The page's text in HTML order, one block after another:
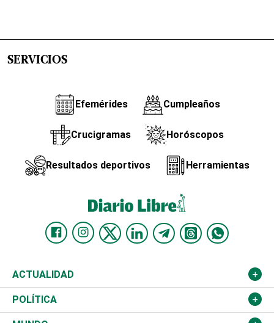
SERVICIOS
Efemérides Cumpleaños
Crucigramas Horóscopos
Resultados deportivos Herramientas
ACTUALIDAD
Nacional
POLÍTICA